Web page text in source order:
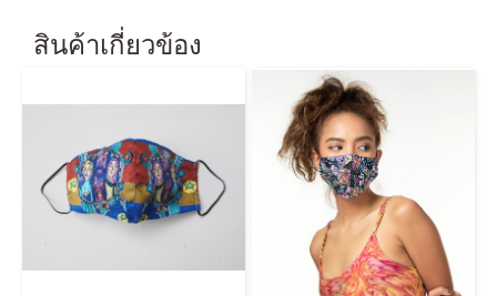
สินค้าเกี่ยวข้อง